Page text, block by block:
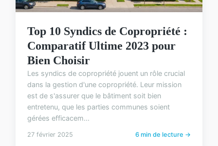
Top 10 Syndics de Copropriété :
Comparatif Ultime 2023 pour
Bien Choisir
Les syndics de copropriété jouent un rôle crucial
dans la gestion d'une copropriété. Leur mission
est de s'assurer que le bâtiment soit bien
entretenu, que les parties communes soient
gérées efficacem...
27 février 2025 6 min de lecture →